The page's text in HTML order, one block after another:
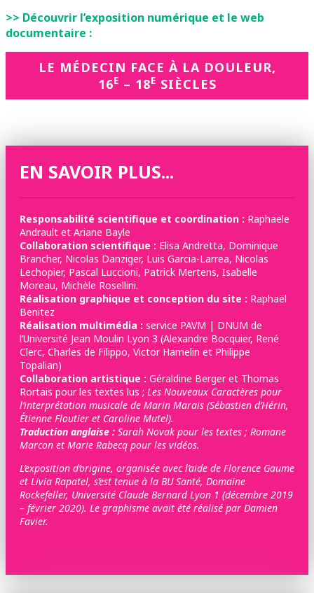
>> Découvrir l’exposition numérique et le web
documentaire :
LE MÉDECIN FACE À LA DOULEUR,
16E – 18E SIÈCLES
EN SAVOIR PLUS...
Responsabilité scientifique et coordination : Raphaële
Andrault et Ariane Bayle
Collaboration scientifique : Elisa Andretta, Dominique
Brancher, Nicolas Danziger, Luis Garcia-Larrea, Nicolas
Lechopier, Pascal Luccioni, Patrick Mertens, Isabelle
Moreau, Michèle Rosellini.
Réalisation graphique et conception du site : Raphaël
Benitez
Réalisation multimédia : service PAVM | DNUM de
l’Université Jean Moulin Lyon 3 (Alexandre Bocquier, René
Clerc, Charles de Filippo, Victor Hamelin et Philippe
Topalian)
Collaboration artistique : Géraldine Berger et Thomas
Rortais pour les textes lus ; Les Nouveaux Caractères pour
l’interprétation musicale de Marin Marais (Sébastien d’Hérin,
Étienne Floutier et Caroline Mutel).
Traduction anglaise : Sarah Novak pour les textes ; Romane
Marcon et Marie Rabecq pour les vidéos.
L’exposition d’origine, organisée avec l’aide de Florence Gaume
et Livia Rapatel, s’est tenue à la BU Santé, Domaine
Rockefeller, Université Claude Bernard Lyon 1 (décembre 2019
– février 2020). Le graphisme avait été réalisé par Damien
Favier.